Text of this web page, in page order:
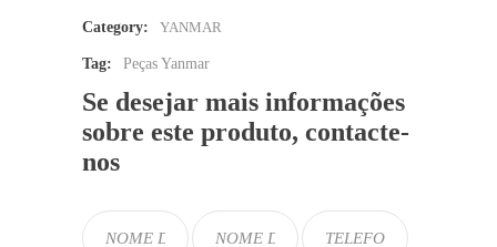
Category: YANMAR
Tag: Peças Yanmar
Se desejar mais informações
sobre este produto, contacte-
nos